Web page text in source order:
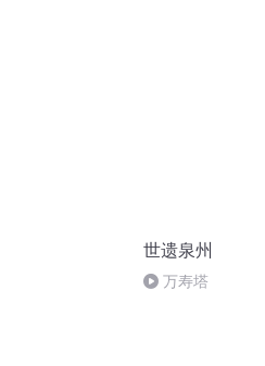
世遗泉州
万寿塔